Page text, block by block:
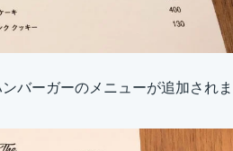
バーガーのメニューが追加されま